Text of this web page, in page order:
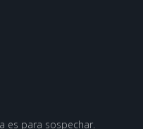
es para sospechar.